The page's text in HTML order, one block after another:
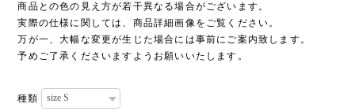
商品との色の見え方が若干異なる場合がございます。
実際の仕様に関しては、商品詳細画像をご覧ください。
万が一、大幅な変更が生じた場合には事前にご案内致します。
予めご了承くださいますようお願いいたします。
種類